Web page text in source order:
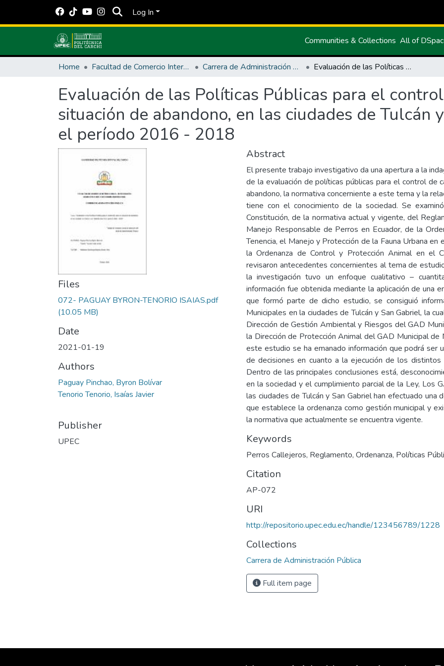
Log In
Communities & Collections All of
Home Facultad de Comercio Internacional, Integración, Administración y Economía Empresarial Carrera de Administración Pública Evaluación de las Políticas Públicas para el control de canes en situación de abandono, en las ciudades de Tulcán y San Gabriel, durante el período 2016 - 2018
Evaluación de las Políticas Públicas para el
situación de abandono, en las ciudades de Tulcán
el período 2016 - 2018
Files
072- PAGUAY BYRON-TENORIO ISAIAS.pdf
(10.05 MB)
Date
2021-01-19
Authors
Paguay Pinchao, Byron Bolívar
Tenorio Tenorio, Isaías Javier
Publisher
UPEC
Abstract
El presente trabajo investigativo da una apertura a la
de la evaluación de políticas públicas para el control de
abandono, la normativa concerniente a este tema y la
tiene con el conocimiento de la sociedad. Se
Constitución, de la normativa actual y vigente, del
Manejo Responsable de Perros en Ecuador, de la
Tenencia, el Manejo y Protección de la Fauna Urbana en
la Ordenanza de Control y Protección Animal en el
revisaron antecedentes concernientes al tema de
la investigación tuvo un enfoque cualitativo –
información fue obtenida mediante la aplicación de una
que formó parte de dicho estudio, se consiguió
Municipales en la ciudades de Tulcán y San Gabriel, la
Dirección de Gestión Ambiental y Riesgos del GAD
la Dirección de Protección Animal del GAD Municipal
este estudio se ha emanado información que podrá ser
de decisiones en cuanto a la ejecución de los distintos
Dentro de las principales conclusiones está,
en la sociedad y el cumplimiento parcial de la Ley, Los
las ciudades de Tulcán y San Gabriel han efectuado una
que establece la ordenanza como gestión municipal y
la normativa que actualmente se encuentra vigente.
Keywords
Perros Callejeros, Reglamento, Ordenanza, Políticas
Citation
AP-072
URI
http://repositorio.upec.edu.ec/handle/123456789/1228
Collections
Carrera de Administración Pública
Full item page